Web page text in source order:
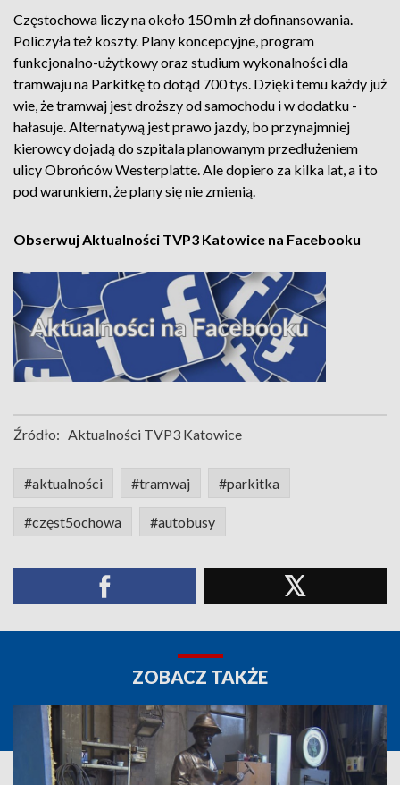
Częstochowa liczy na około 150 mln zł dofinansowania.
Policzyła też koszty. Plany koncepcyjne, program
funkcjonalno-użytkowy oraz studium wykonalności dla
tramwaju na Parkitkę to dotąd 700 tys. Dzięki temu każdy już
wie, że tramwaj jest droższy od samochodu i w dodatku -
hałasuje. Alternatywą jest prawo jazdy, bo przynajmniej
kierowcy dojadą do szpitala planowanym przedłużeniem
ulicy Obrońców Westerplatte. Ale dopiero za kilka lat, a i to
pod warunkiem, że plany się nie zmienią.
Obserwuj Aktualności TVP3 Katowice na Facebooku
Źródło: Aktualności TVP3 Katowice
#aktualności #tramwaj #parkitka
#częst5ochowa #autobusy
ZOBACZ TAKŻE